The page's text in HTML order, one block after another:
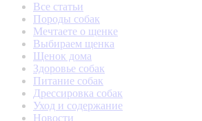
Все статьи
Породы собак
Мечтаете о щенке
Выбираем щенка
Щенок дома
Здоровье собак
Питание собак
Дрессировка собак
Уход и содержание
Новости